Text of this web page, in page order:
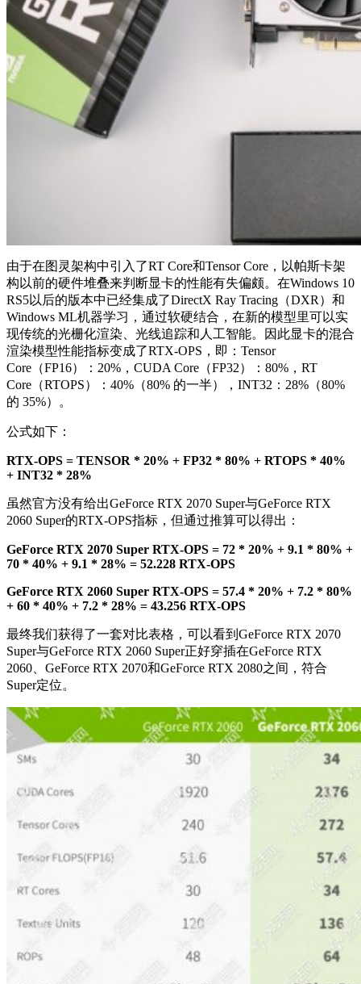
由于在图灵架构中引入了RT Core和Tensor Core，以帕斯卡架
构以前的硬件堆叠来判断显卡的性能有失偏颇。在Windows 10
RS5以后的版本中已经集成了DirectX Ray Tracing（DXR）和
Windows ML机器学习，通过软硬结合，在新的模型里可以实
现传统的光栅化渲染、光线追踪和人工智能。因此显卡的混合
渲染模型性能指标变成了RTX-OPS，即：Tensor
Core（FP16）：20%，CUDA Core（FP32）：80%，RT
Core（RTOPS）：40%（80% 的一半），INT32：28%（80%
的 35%）。
公式如下：
RTX-OPS = TENSOR * 20% + FP32 * 80% + RTOPS * 40%
+ INT32 * 28%
虽然官方没有给出GeForce RTX 2070 Super与GeForce RTX
2060 Super的RTX-OPS指标，但通过推算可以得出：
GeForce RTX 2070 Super RTX-OPS = 72 * 20% + 9.1 * 80% +
70 * 40% + 9.1 * 28% = 52.228 RTX-OPS
GeForce RTX 2060 Super RTX-OPS = 57.4 * 20% + 7.2 * 80%
+ 60 * 40% + 7.2 * 28% = 43.256 RTX-OPS
最终我们获得了一套对比表格，可以看到GeForce RTX 2070
Super与GeForce RTX 2060 Super正好穿插在GeForce RTX
2060、GeForce RTX 2070和GeForce RTX 2080之间，符合
Super定位。